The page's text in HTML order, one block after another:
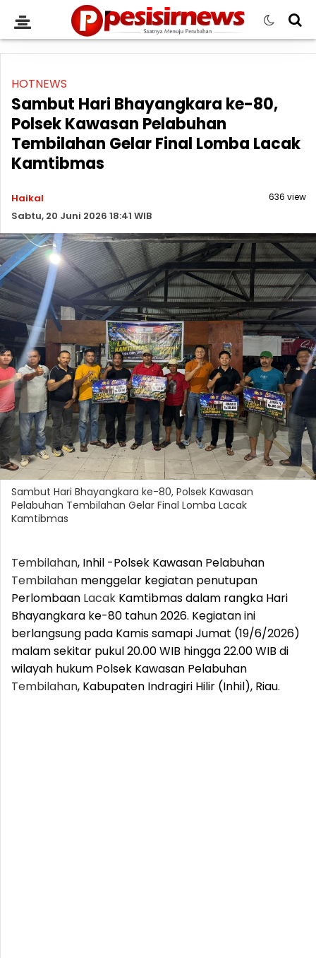
HOTNEWS
Sambut Hari Bhayangkara ke-80,
Polsek Kawasan Pelabuhan
Tembilahan Gelar Final Lomba Lacak
Kamtibmas
Haikal
Sabtu, 20 Juni 2026 18:41 WIB
636 view
Sambut Hari Bhayangkara ke-80, Polsek Kawasan
Pelabuhan Tembilahan Gelar Final Lomba Lacak
Kamtibmas
Tembilahan, Inhil -Polsek Kawasan Pelabuhan
Tembilahan menggelar kegiatan penutupan
Perlombaan Lacak Kamtibmas dalam rangka Hari
Bhayangkara ke-80 tahun 2026. Kegiatan ini
berlangsung pada Kamis samapi Jumat (19/6/2026)
malam sekitar pukul 20.00 WIB hingga 22.00 WIB di
wilayah hukum Polsek Kawasan Pelabuhan
Tembilahan, Kabupaten Indragiri Hilir (Inhil), Riau.